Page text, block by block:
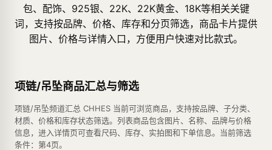
包、配饰、925银、22K、22K黄金、18K等相关关键
词，支持按品牌、价格、库存和分页筛选，商品卡片提供
图片、价格与详情入口，方便用户快速对比款式。
项链/吊坠商品汇总与筛选
项链/吊坠频道汇总 CHHES 当前可浏览商品，支持按品牌、子分类、
材质、价格和库存状态筛选。列表商品包含图片、名称、品牌与价格
信息，进入详情页可查看尺码、库存、实拍图和下单信息。当前筛选
条件：第4页。